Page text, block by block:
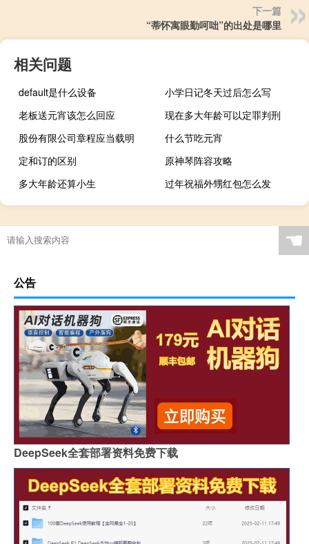
下一篇
“蒂怀寓眼勤呵咄”的出处是哪里
相关问题
default是什么设备
小学日记冬天过后怎么写
老板送元宵该怎么回应
现在多大年龄可以定罪判刑
股份有限公司章程应当载明
什么节吃元宵
定和订的区别
原神琴阵容攻略
多大年龄还算小生
过年祝福外甥红包怎么发
☚
公告
DeepSeek全套部署资料免费下载